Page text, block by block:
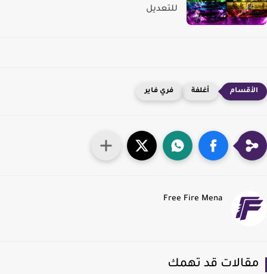
للتعديل
أغلفة فري فاير
Free Fire Mena
قد تهمك